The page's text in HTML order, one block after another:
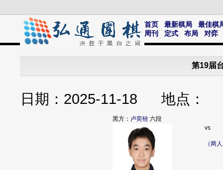
首页 最新棋局
最佳棋
周刊
定式 布局 对弈
第19届
日期：2025-11-18 地点
黑方： 卢奕铨 六段
vs
（两